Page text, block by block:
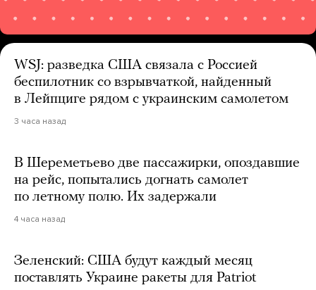
WSJ: разведка США связала с Россией
беспилотник со взрывчаткой, найденный
в Лейпциге рядом с украинским самолетом
3 часа назад
В Шереметьево две пассажирки, опоздавшие
на рейс, попытались догнать самолет
по летному полю. Их задержали
4 часа назад
Зеленский: США будут каждый месяц
поставлять Украине ракеты для Patriot